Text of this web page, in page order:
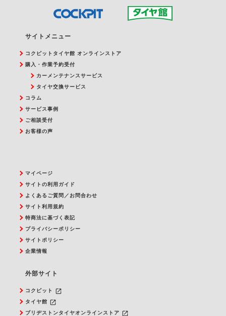
サイトメニュー
コクピットタイヤ館 オンラインストア
購入・作業予約受付
カーメンテナンスサービス
タイヤ交換サービス
コラム
サービス事例
ご相談受付
お客様の声
マイページ
サイトの利用ガイド
よくあるご質問／お問合わせ
サイト利用規約
特商法に基づく表記
プライバシーポリシー
サイトポリシー
企業情報
外部サイト
コクピット launch
タイヤ館 launch
ブリヂストンタイヤオンラインストア launch